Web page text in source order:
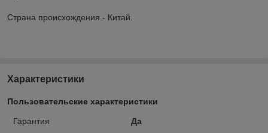
Страна происхождения - Китай.
Характеристики
Пользовательские характеристики
Гарантия
Да